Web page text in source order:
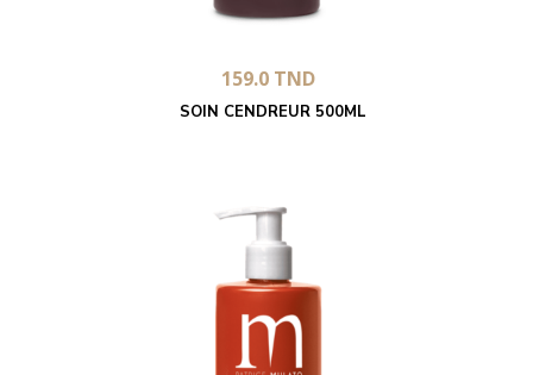
SOIN CENDREUR 500ML
159.0 TND